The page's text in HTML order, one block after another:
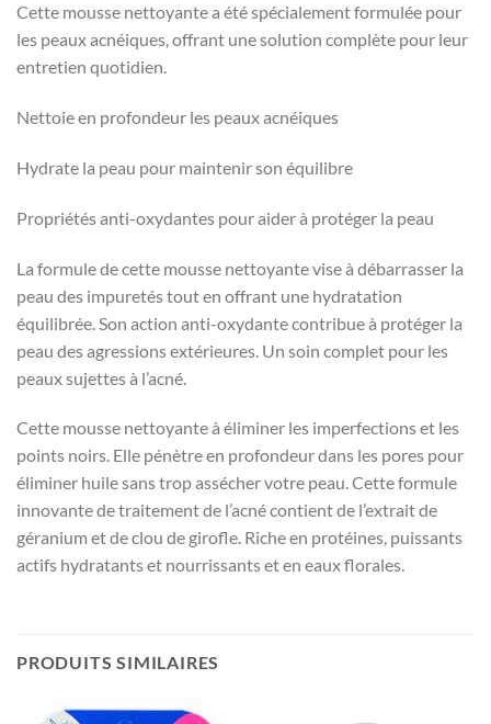
Cette mousse nettoyante a été spécialement formulée pour
les peaux acnéiques, offrant une solution complète pour leur
entretien quotidien.
Nettoie en profondeur les peaux acnéiques
Hydrate la peau pour maintenir son équilibre
Propriétés anti-oxydantes pour aider à protéger la peau
La formule de cette mousse nettoyante vise à débarrasser la
peau des impuretés tout en offrant une hydratation
équilibrée. Son action anti-oxydante contribue à protéger la
peau des agressions extérieures. Un soin complet pour les
peaux sujettes à l’acné.
Cette mousse nettoyante à éliminer les imperfections et les
points noirs. Elle pénètre en profondeur dans les pores pour
éliminer huile sans trop assécher votre peau. Cette formule
innovante de traitement de l’acné contient de l’extrait de
géranium et de clou de girofle. Riche en protéines, puissants
actifs hydratants et nourrissants et en eaux florales.
PRODUITS SIMILAIRES